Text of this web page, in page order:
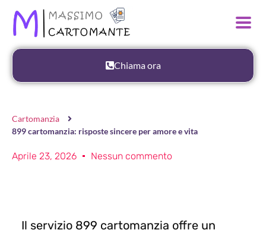
Chiama ora
Cartomanzia
899 cartomanzia: risposte sincere per amore e vita
Aprile 23, 2026 Nessun commento
Il servizio 899 cartomanzia offre un